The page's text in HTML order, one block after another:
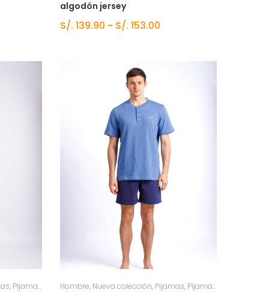
algodón jersey
S/. 139.90 - S/. 153.00
de dormir hombre
, Pijamas verano ,Ropa de dormir hombre,Ropa de dormir hombre
Hombre, Nueva colección, Pijamas, Pijamas verano